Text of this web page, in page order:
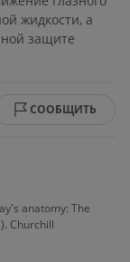
жидкости, а
защите
СООБЩИТЬ
anatomy: The
Churchill